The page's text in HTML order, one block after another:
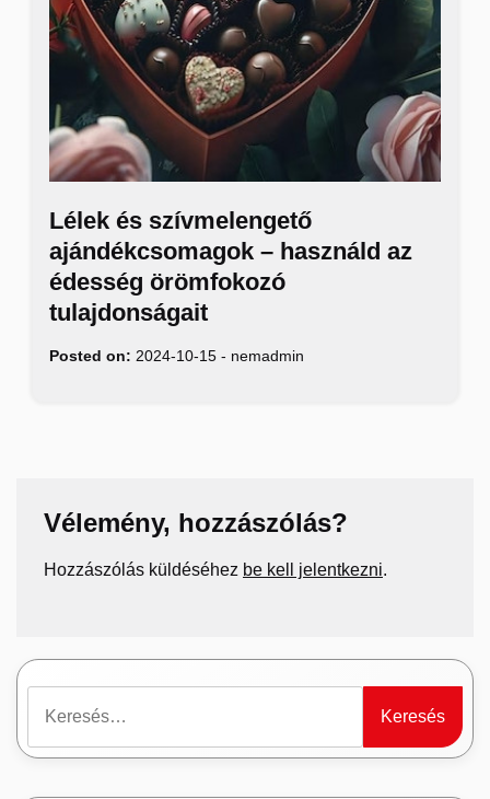
Lélek és szívmelengető
ajándékcsomagok – használd az
édesség örömfokozó
tulajdonságait
Posted on: 2024-10-15 - nemadmin
Vélemény, hozzászólás?
Hozzászólás küldéséhez be kell jelentkezni.